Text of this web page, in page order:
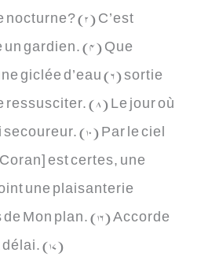
nocturne? (2) C’est
un gardien. (4) Que
giclée d’eau (6) sortie
(8) Le jour où
(10) Par le ciel
est certes, une
une plaisanterie
Mon plan. (16) Accorde
(17)